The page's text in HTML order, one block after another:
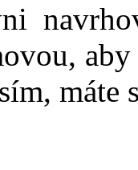
máte